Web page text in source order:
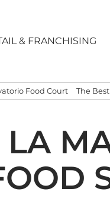
& FRANCHISING
Food Court The
LA